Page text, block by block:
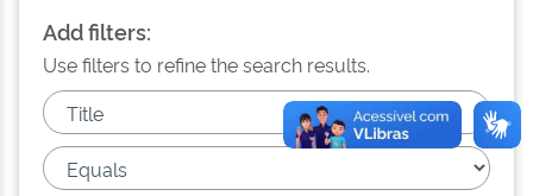
Add filters:
Use filters to refine the search results.